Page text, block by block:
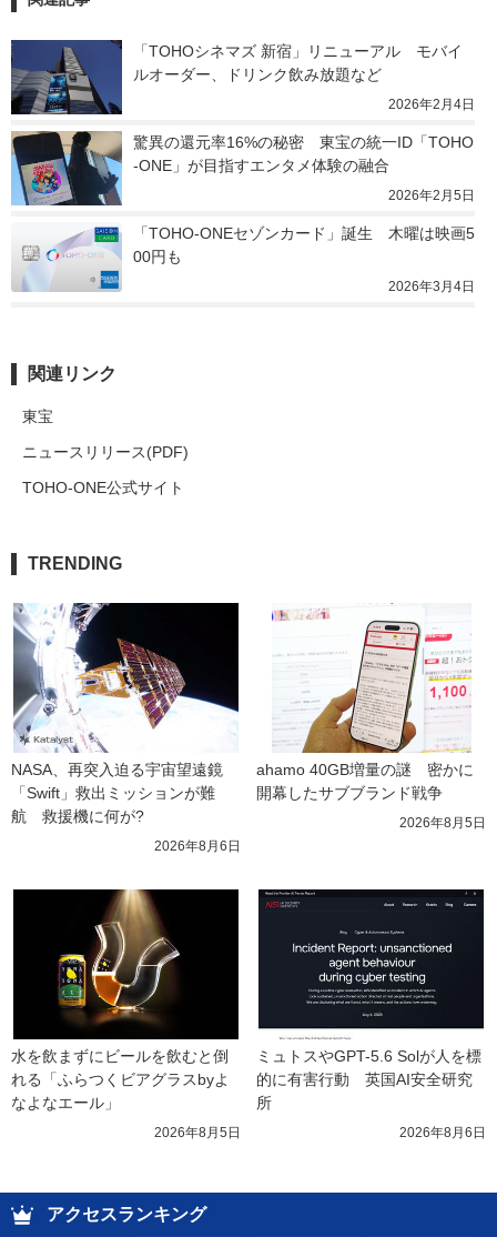
「TOHOシネマズ 新宿」リニューアル　モバイ
ルオーダー、ドリンク飲み放題など
2026年2月4日
驚異の還元率16%の秘密　東宝の統一ID「TOHO
-ONE」が目指すエンタメ体験の融合
2026年2月5日
「TOHO-ONEセゾンカード」誕生　木曜は映画5
00円も
2026年3月4日
関連リンク
東宝
ニュースリリース(PDF)
TOHO-ONE公式サイト
TRENDING
NASA、再突入迫る宇宙望遠鏡
「Swift」救出ミッションが難
航　救援機に何が?
2026年8月6日
ahamo 40GB増量の謎　密かに
開幕したサブブランド戦争
2026年8月5日
水を飲まずにビールを飲むと倒
れる「ふらつくビアグラスbyよ
なよなエール」
2026年8月5日
ミュトスやGPT-5.6 Solが人を標
的に有害行動　英国AI安全研究
所
2026年8月6日
アクセスランキング